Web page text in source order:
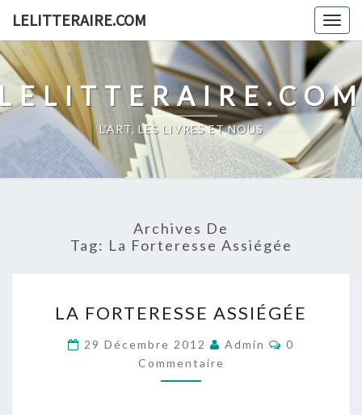
content
LELITTERAIRE.COM
L'ART, LES LIVRES ET NOUS
Archives De
Tag: La Forteresse Assiégée
FORTERESSE
ASSIÉGÉE
LA FORTERESSE ASSIÉGÉE
29 Décembre 2012 Admin
0
Commentaire